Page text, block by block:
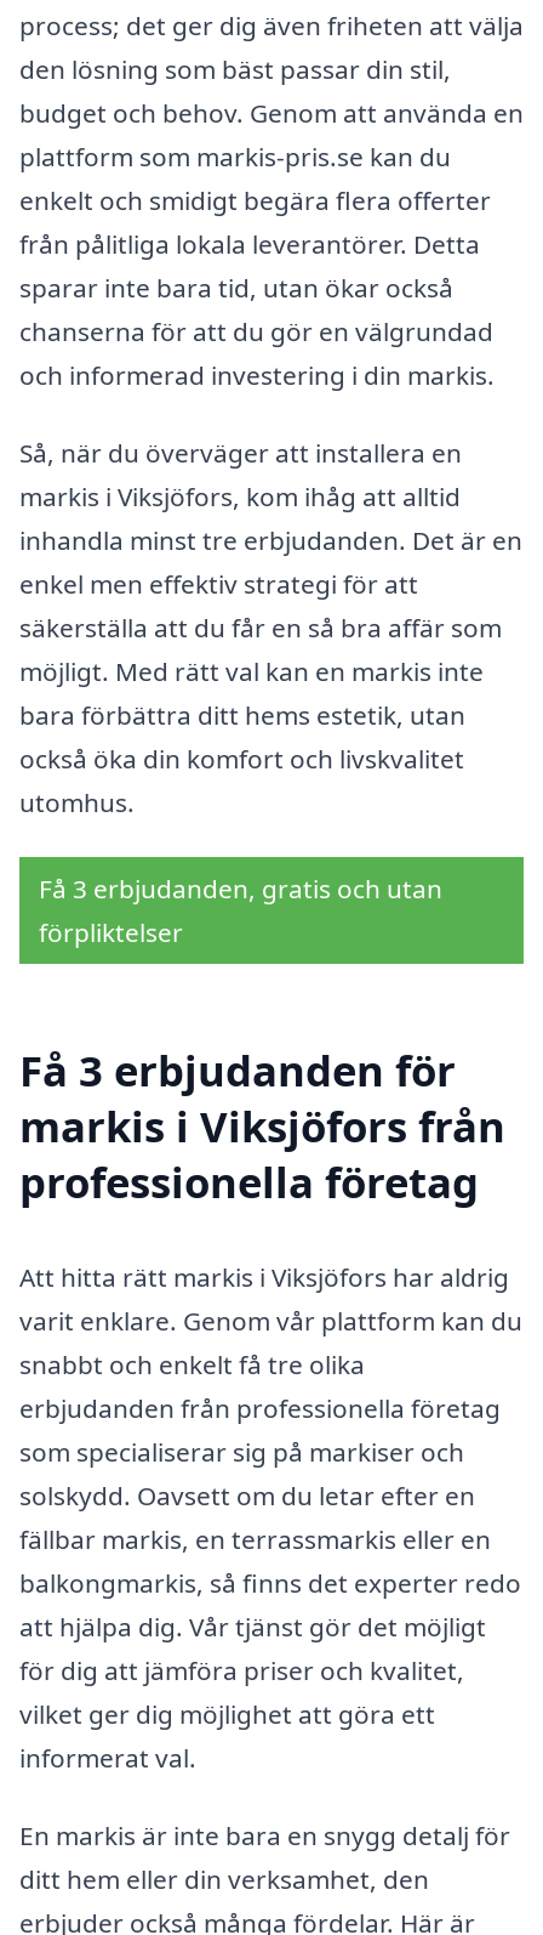
process; det ger dig även friheten att välja
den lösning som bäst passar din stil,
budget och behov. Genom att använda en
plattform som markis-pris.se kan du
enkelt och smidigt begära flera offerter
från pålitliga lokala leverantörer. Detta
sparar inte bara tid, utan ökar också
chanserna för att du gör en välgrundad
och informerad investering i din markis.
Så, när du överväger att installera en
markis i Viksjöfors, kom ihåg att alltid
inhandla minst tre erbjudanden. Det är en
enkel men effektiv strategi för att
säkerställa att du får en så bra affär som
möjligt. Med rätt val kan en markis inte
bara förbättra ditt hems estetik, utan
också öka din komfort och livskvalitet
utomhus.
Få 3 erbjudanden, gratis och utan
förpliktelser
Få 3 erbjudanden för
markis i Viksjöfors från
professionella företag
Att hitta rätt markis i Viksjöfors har aldrig
varit enklare. Genom vår plattform kan du
snabbt och enkelt få tre olika
erbjudanden från professionella företag
som specialiserar sig på markiser och
solskydd. Oavsett om du letar efter en
fällbar markis, en terrassmarkis eller en
balkongmarkis, så finns det experter redo
att hjälpa dig. Vår tjänst gör det möjligt
för dig att jämföra priser och kvalitet,
vilket ger dig möjlighet att göra ett
informerat val.
En markis är inte bara en snygg detalj för
ditt hem eller din verksamhet, den
erbjuder också många fördelar. Här är